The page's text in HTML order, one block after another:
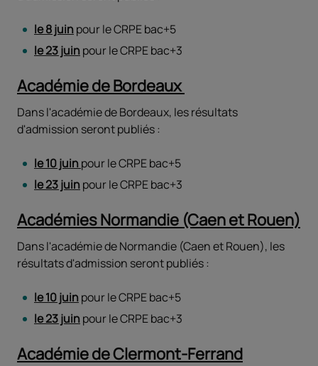
le 8 juinpour le CRPE bac+5
le 23 juinpour le CRPE bac+3
Académie de Bordeaux
Dans l'académie de Bordeaux, les résultats
d'admission seront publiés :
le 10 juinpour le CRPE bac+5
le 23 juinpour le CRPE bac+3
Académies Normandie (Caen et Rouen)
Dans l'académie de Normandie (Caen et Rouen), les
résultats d'admission seront publiés :
le 10 juinpour le CRPE bac+5
le 23 juinpour le CRPE bac+3
Académie de Clermont-Ferrand